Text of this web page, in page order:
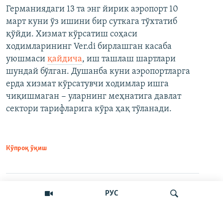
РУС
Германиядаги 13 та энг йирик аэропорт 10
март куни ўз ишини бир суткага тўхтатиб
қўйди. Хизмат кўрсатиш соҳаси
ходимларининг Ver.di бирлашган касаба
уюшмаси қайдича, иш ташлаш шартлари
шундай бўлган. Душанба куни аэропортларга
ерда хизмат кўрсатувчи ходимлар ишга
чиқишмаган − уларнинг меҳнатига давлат
сектори тарифларига кўра ҳақ тўланади.
Кўпроқ ўқиш
Ўртоқлашинг VPNсиз ўқиш